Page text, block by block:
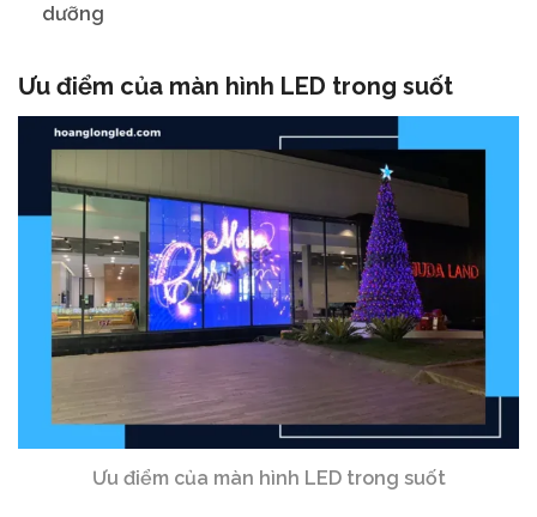
dưỡng
Ưu điểm của màn hình LED trong suốt
Ưu điểm của màn hình LED trong suốt